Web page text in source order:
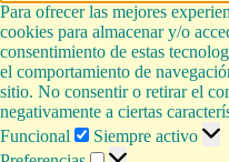
Para ofrecer las mejores
cookies para almacenar y/o
consentimiento de estas
el comportamiento de
sitio. No consentir o retirar el
negativamente a ciertas
Funcional
Funcional
Siempre activo
Preferencias